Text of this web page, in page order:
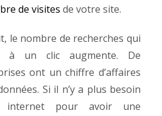
de visites de votre site.
le nombre de recherches qui
à un clic augmente. De
ont un chiffre d’affaires
Si il n’y a plus besoin
internet pour avoir une